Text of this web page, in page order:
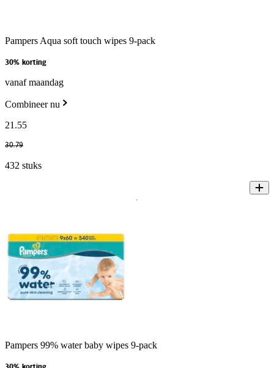
Pampers Aqua soft touch wipes 9-pack
30% korting
vanaf maandag
Combineer nu
21 .55
30.79
432 stuks
Pampers 99% water baby wipes 9-pack